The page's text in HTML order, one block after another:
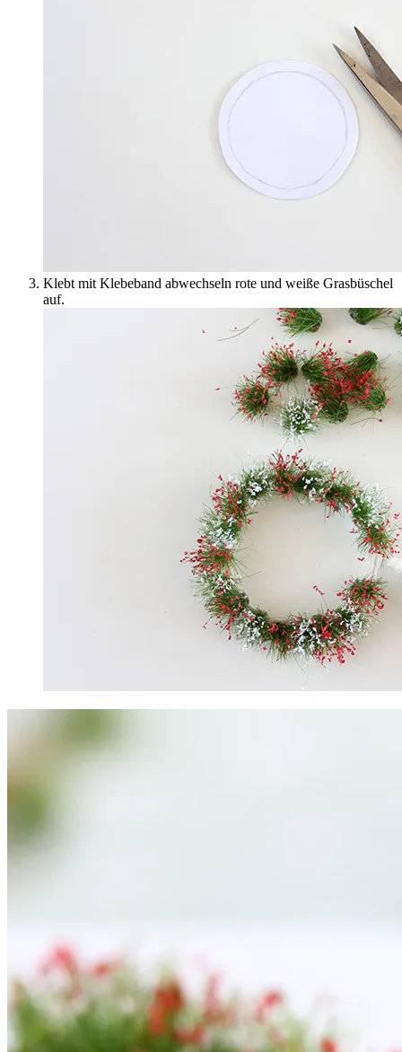
Klebt mit Klebeband abwechseln rote und weiße Grasbüschel
auf.